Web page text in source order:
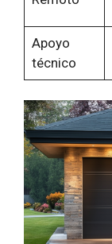
Apoyo
técnico